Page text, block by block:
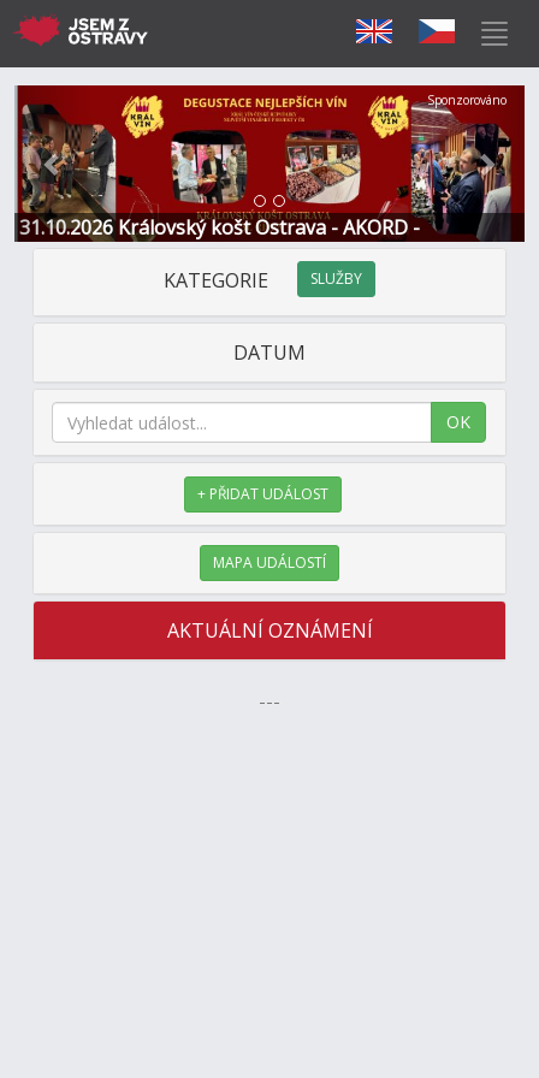
31.10.2026 Královský košt Ostrava - AKORD -
Restaurace a Hotel
Předchozí Další
Sponzorováno
KATEGORIE SLUŽBY
DATUM
OK
+ PŘIDAT UDÁLOST
MAPA UDÁLOSTÍ
AKTUÁLNÍ OZNÁMENÍ
---